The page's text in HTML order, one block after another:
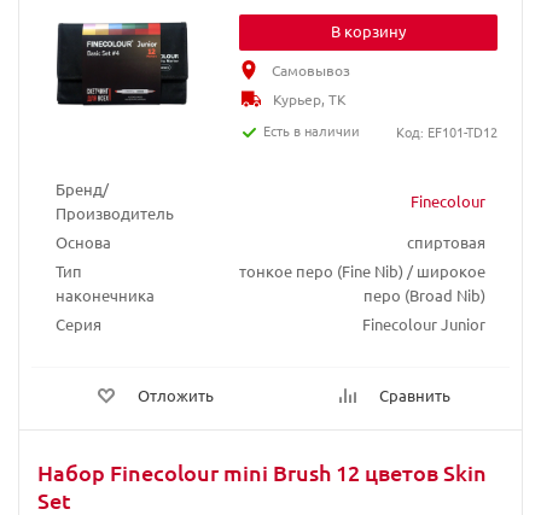
Бренд/
Производитель
Finecolour
Основа
спиртовая
Тип
наконечника
тонкое перо (Fine Nib) / широкое
перо (Broad Nib)
Серия
Finecolour Junior
Отложить Сравнить
В корзину
Самовывоз
Курьер, ТК
Есть в наличии
Код: EF101-TD12
Набор Finecolour mini Brush 12 цветов Skin
Set